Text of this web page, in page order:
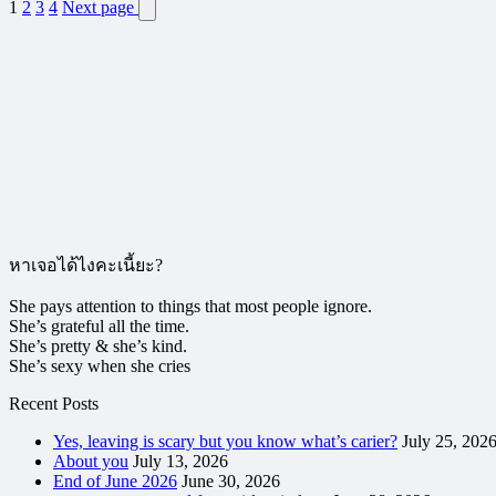
1 2 3 4 Next page
หาเจอได้ไงคะเนี้ยะ?
She pays attention to things that most people ignore.
She’s grateful all the time.
She’s pretty & she’s kind.
She’s sexy when she cries
Recent Posts
Yes, leaving is scary but you know what’s carier? July 25, 2026
About you July 13, 2026
End of June 2026 June 30, 2026